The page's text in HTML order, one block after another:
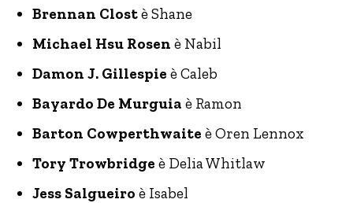
Brennan Clostè Shane
Michael Hsu Rosen è Nabil
Damon J. Gillespie è Caleb
Bayardo De Murguia è Ramon
Barton Cowperthwaite è Oren Lennox
Tory Trowbridge è Delia Whitlaw
Jess Salgueiro è Isabel